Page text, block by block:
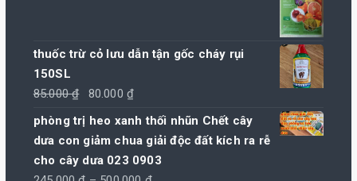
thuốc trừ cỏ lưu dẫn tận gốc cháy rụi
150SL
85.000₫
Giá
gốc
là:
85.000 ₫.
80.000 ₫
hiện
là:
80.000 ₫.
phòng trị heo xanh thối nhũn Chết cây
dưa con giảm chua giải độc đất kích ra rễ
cho cây dưa 023 0903